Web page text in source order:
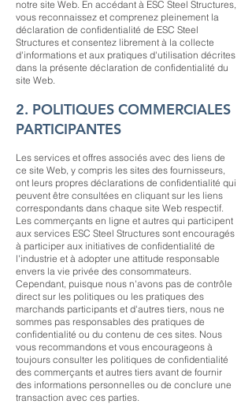
notre site Web. En accédant à ESC Steel Structures,
vous reconnaissez et comprenez pleinement la
déclaration de confidentialité de ESC Steel
Structures et consentez librement à la collecte
d'informations et aux pratiques d'utilisation décrites
dans la présente déclaration de confidentialité du
site Web.
2. POLITIQUES COMMERCIALES
PARTICIPANTES
Les services et offres associés avec des liens de
ce site Web, y compris les sites des fournisseurs,
ont leurs propres déclarations de confidentialité qui
peuvent être consultées en cliquant sur les liens
correspondants dans chaque site Web respectif.
Les commerçants en ligne et autres qui participent
aux services ESC Steel Structures sont encouragés
à participer aux initiatives de confidentialité de
l'industrie et à adopter une attitude responsable
envers la vie privée des consommateurs.
Cependant, puisque nous n'avons pas de contrôle
direct sur les politiques ou les pratiques des
marchands participants et d'autres tiers, nous ne
sommes pas responsables des pratiques de
confidentialité ou du contenu de ces sites. Nous
vous recommandons et vous encourageons à
toujours consulter les politiques de confidentialité
des commerçants et autres tiers avant de fournir
des informations personnelles ou de conclure une
transaction avec ces parties.